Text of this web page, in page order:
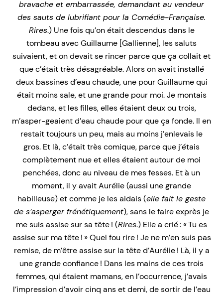
bravache et embarrassée, demandant au vendeur
des sauts de lubrifiant pour la Comédie-Française.
Rires.) Une fois qu’on était descendus dans le
tombeau avec Guillaume [Gallienne], les saluts
suivaient, et on devait se rincer parce que ça collait et
que c’était très désagréable. Alors on avait installé
deux bassines d’eau chaude, une pour Guillaume qui
était moins sale, et une grande pour moi. Je montais
dedans, et les filles, elles étaient deux ou trois,
m’asper-geaient d’eau chaude pour que ça fonde. Il en
restait toujours un peu, mais au moins j’enlevais le
gros. Et là, c’était très comique, parce que j’étais
complètement nue et elles étaient autour de moi
penchées, donc au niveau de mes fesses. Et à un
moment, il y avait Aurélie (aussi une grande
habilleuse) et comme je les aidais (elle fait le geste
de s’asperger frénétiquement), sans le faire exprès je
me suis assise sur sa tête ! (Rires.) Elle a crié : « Tu es
assise sur ma tête ! » Quel fou rire ! Je ne m’en suis pas
remise, de m’être assise sur la tête d’Aurélie ! Là, il y a
une grande confiance ! Dans les mains de ces trois
femmes, qui étaient mamans, en l’occurrence, j’avais
l’impression d’avoir cinq ans et demi, de sortir de l’eau